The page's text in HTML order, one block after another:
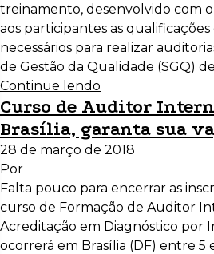
treinamento, desenvolvido com
aos participantes as
necessários para realizar
de Gestão da Qualidade (SGQ)
Continue lendo
Curso de Auditor
Brasília, garanta sua
28 de março de 2018
Por
Falta pouco para encerrar as
curso de Formação de Auditor
Acreditação em Diagnóstico por
ocorrerá em Brasília (DF) entre 5